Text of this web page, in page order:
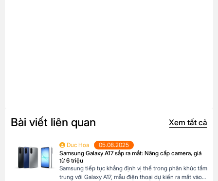
Bài viết liên quan Xem tất cả
Duc Hoa
05.08.2025
Samsung Galaxy A17 sắp ra mắt: Nâng cấp camera, giá
từ 6 triệu
Samsung tiếp tục khẳng định vị thế trong phân khúc tầm
trung với Galaxy A17, mẫu điện thoại dự kiến ra mắt vào